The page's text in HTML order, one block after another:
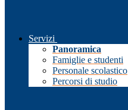
Servizi
Panoramica
Famiglie e studenti
Personale scolastico
Percorsi di studio